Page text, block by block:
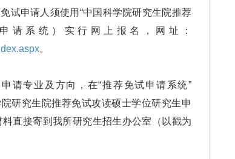
申请人须使用“中国科学院研究生院推荐
请系统）实行网上报名，网址：
。
专业及方向，在“推荐免试申请系统”
研究生院推荐免试攻读硕士学位研究生申
直接寄到我所研究生招生办公室（以戳为